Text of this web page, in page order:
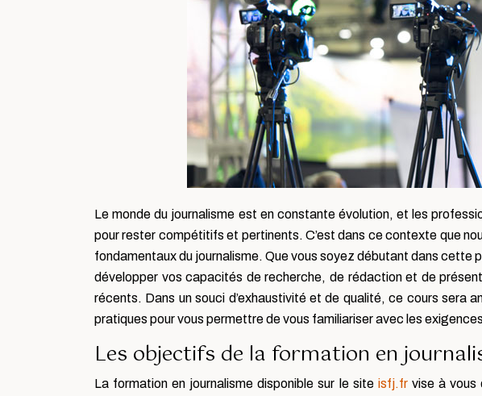
Le monde du journalisme est en constante évolution, et les
pour rester compétitifs et pertinents. C’est dans ce contexte que
fondamentaux du journalisme. Que vous soyez débutant dans
développer vos capacités de recherche, de rédaction et de
récents. Dans un souci d’exhaustivité et de qualité, ce cours sera
pratiques pour vous permettre de vous familiariser avec les
Les objectifs de la formation en
La formation en journalisme disponible sur le site isfj.frvise à vous